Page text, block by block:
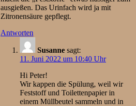
ausgießen. Das Urinfach wird ja mit
Zitronensäure gepflegt.
Antworten
Susanne sagt:
11. Juni 2022 um 10:40 Uhr
Hi Peter!
Wir kappen die Spülung, weil wir
Feststoff und Toilettenpapier in
einem Müllbeutel sammeln und in